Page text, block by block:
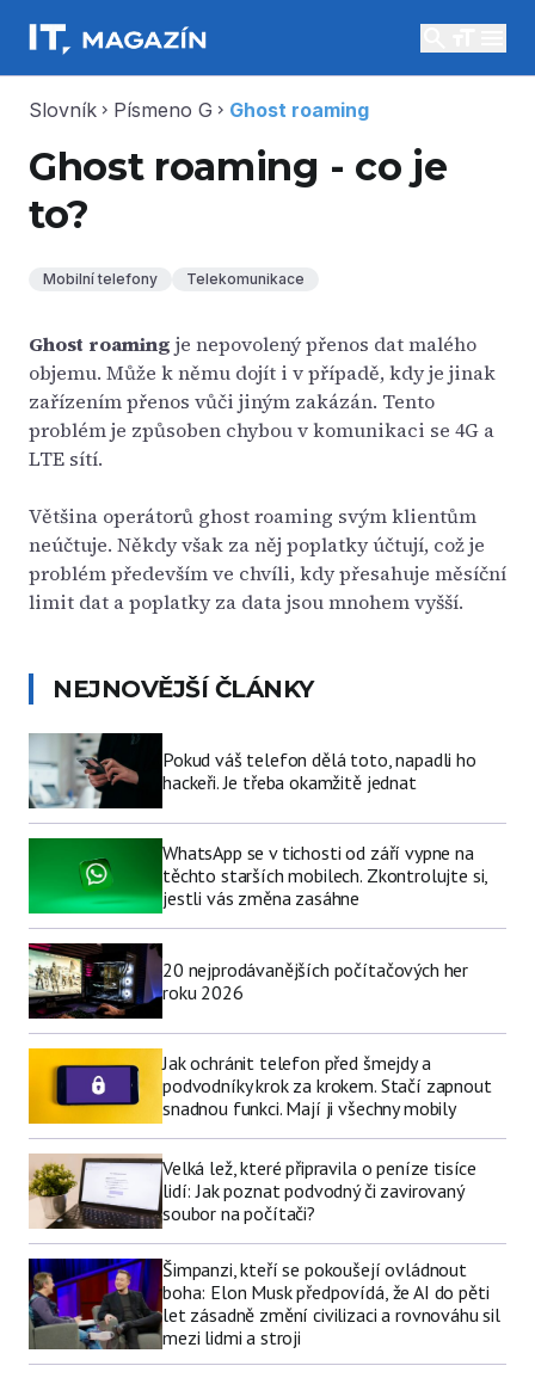
Slovník chevron_right Písmeno G chevron_right Ghost roaming
Ghost roaming - co je
to?
Mobilní telefony Telekomunikace
Ghost roaming je nepovolený přenos dat malého
objemu. Může k němu dojít i v případě, kdy je jinak
zařízením přenos vůči jiným zakázán. Tento
problém je způsoben chybou v komunikaci se 4G a
LTE sítí.
Většina operátorů ghost roaming svým klientům
neúčtuje. Někdy však za něj poplatky účtují, což je
problém především ve chvíli, kdy přesahuje měsíční
limit dat a poplatky za data jsou mnohem vyšší.
NEJNOVĚJŠÍ ČLÁNKY
Pokud váš telefon dělá toto, napadli ho
hackeři. Je třeba okamžitě jednat
WhatsApp se v tichosti od září vypne na
těchto starších mobilech. Zkontrolujte si,
jestli vás změna zasáhne
20 nejprodávanějších počítačových her
roku 2026
Jak ochránit telefon před šmejdy a
podvodníky krok za krokem. Stačí zapnout
snadnou funkci. Mají ji všechny mobily
Velká lež, které připravila o peníze tisíce
lidí: Jak poznat podvodný či zavirovaný
soubor na počítači?
Šimpanzi, kteří se pokoušejí ovládnout
boha: Elon Musk předpovídá, že AI do pěti
let zásadně změní civilizaci a rovnováhu sil
mezi lidmi a stroji